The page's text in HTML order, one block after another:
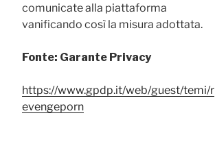
comunicate alla piattaforma
vanificando così la misura adottata.
Fonte: Garante Privacy
https://www.gpdp.it/web/guest/temi/r
evengeporn